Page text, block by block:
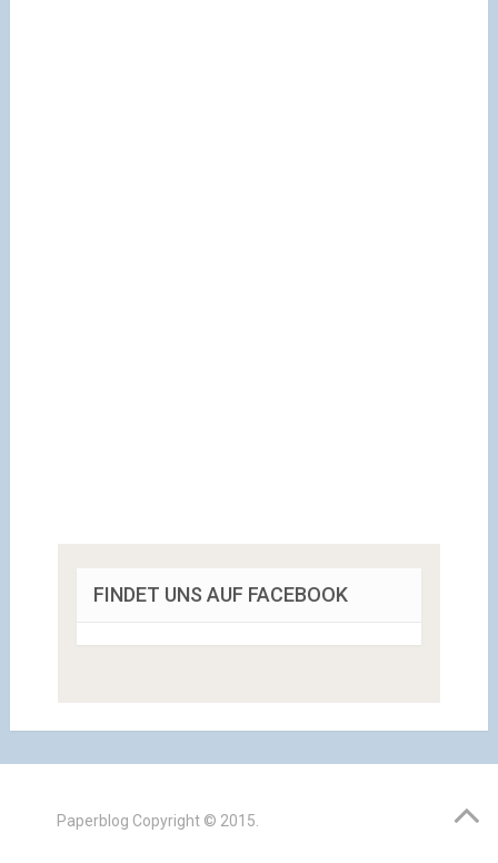
FINDET UNS AUF FACEBOOK
Paperblog Copyright © 2015.